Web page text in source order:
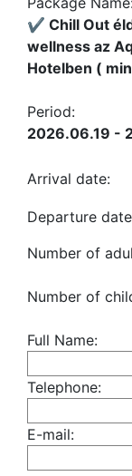
✔️ Chill Out
wellness az
Hotelben (
Period:
2026.06.19 -
Arrival date:
Departure
Number of
Number of
Full Name:
Telephone:
E-mail: